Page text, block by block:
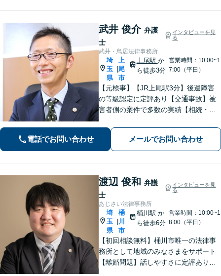
武井 俊介 弁護
士
インタビューを見
る
武井・鳥居法律事務所
埼
玉
県
上
尾
市
上尾駅 か
ら徒歩3分
営業時間：10:00~1
7:00（平日）
【元検事】【JR上尾駅3分】後遺障害
の等級認定に定評あり【交通事故】被
害者側の案件で多数の実績【相続・遺
【刑事事件】検事経験・豊富な実績、
スピーディーな接見が強み、上尾警察
署5分【初回面談30分無料】
電話でお問い合わせ メールでお問い合わせ
渡辺 俊和 弁護
士
インタビューを見
る
あじさい法律事務所
埼
玉
県
桶
川
市
桶川駅 か
ら徒歩6分
営業時間：10:00~1
8:00（平日）
【初回相談無料】桶川市唯一の法律事
務所として地域のみなさまをサポート
【離婚問題】話しやすさに定評あり！1